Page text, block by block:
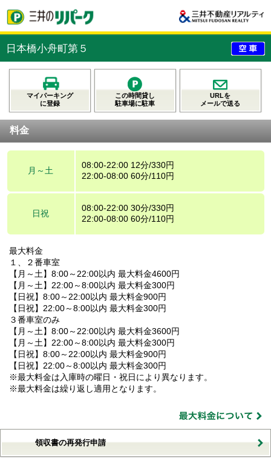
日本橋小舟町第５
マイパーキング
に登録
この時間貸し
駐車場に駐車
URLを
メールで送る
料金
月～土
08:00-22:00 12分/330円
22:00-08:00 60分/110円
日祝
08:00-22:00 30分/330円
22:00-08:00 60分/110円
最大料金
１、２番車室
【月～土】8:00～22:00以内 最大料金4600円
【月～土】22:00～8:00以内 最大料金300円
【日祝】8:00～22:00以内 最大料金900円
【日祝】22:00～8:00以内 最大料金300円
３番車室のみ
【月～土】8:00～22:00以内 最大料金3600円
【月～土】22:00～8:00以内 最大料金300円
【日祝】8:00～22:00以内 最大料金900円
【日祝】22:00～8:00以内 最大料金300円
※最大料金は入庫時の曜日・祝日により異なります。
※最大料金は繰り返し適用となります。
領収書の再発行申請